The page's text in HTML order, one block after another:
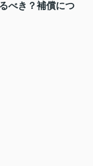
べき？補償につ